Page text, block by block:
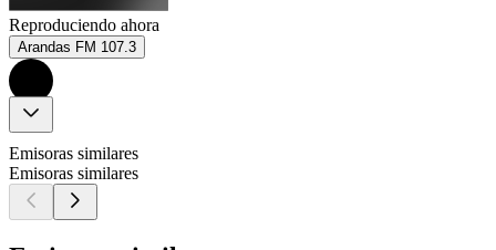
Reproduciendo ahora
Arandas FM 107.3
Emisoras similares
Emisoras similares